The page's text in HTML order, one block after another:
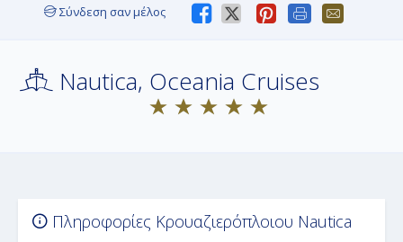
Σύνδεση σαν μέλος
Nautica, Oceania Cruises
Πληροφορίες Κρουαζιερόπλοιου Nautica